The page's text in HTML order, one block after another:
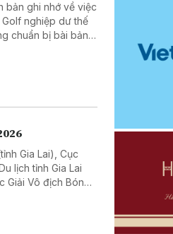
bản ghi nhớ về việc
nghiệp dư thế
chuẩn bị bài bản,
Gia Lai), Cục
lịch tỉnh Gia Lai
Giải Vô địch Bóng